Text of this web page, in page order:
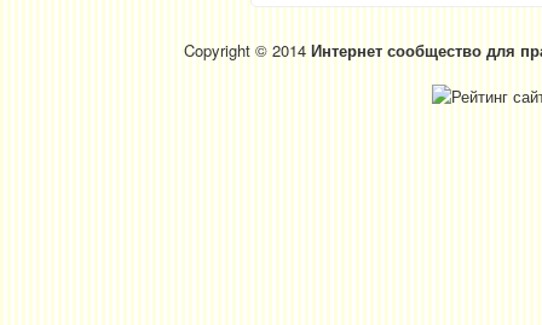
Copyright © 2014 Интернет сообщество для